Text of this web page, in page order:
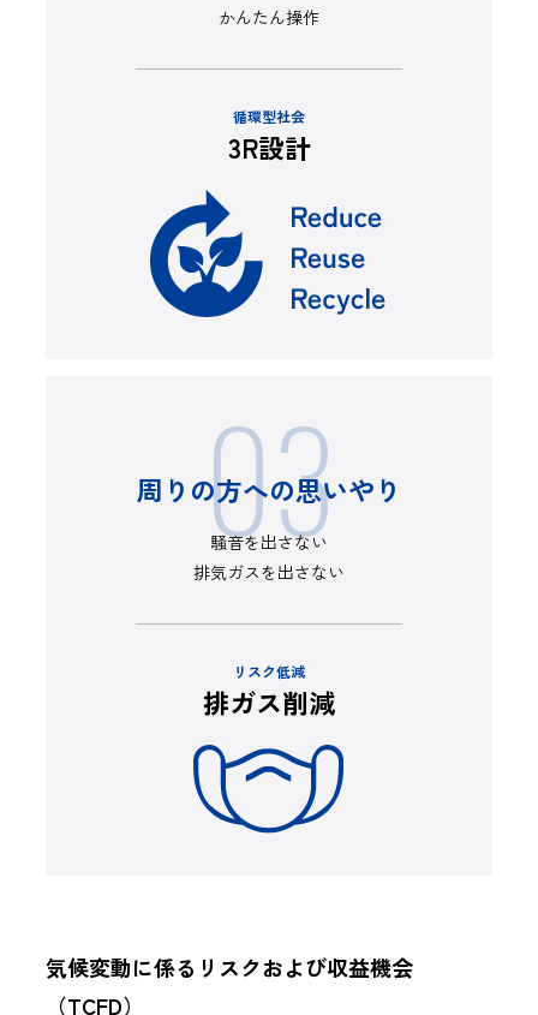
かんたん操作
循環型社会
3R設計
03
周りの方への思いやり
騒音を出さない
排気ガスを出さない
リスク低減
排ガス削減
気候変動に係るリスクおよび収益機会
（TCFD）